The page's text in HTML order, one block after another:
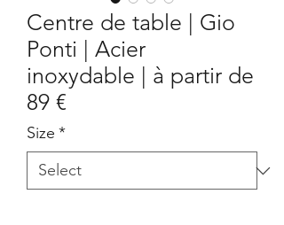
Centre de table | Gio
Ponti | Acier
inoxydable | à partir de
89 €
Size *